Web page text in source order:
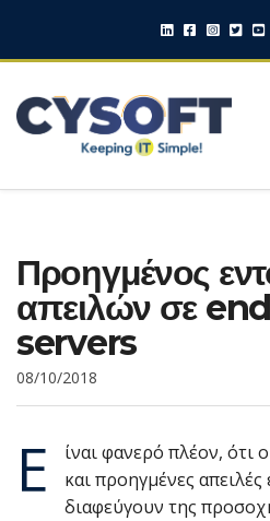
Προηγμένος
απειλών σε
servers
08/10/2018
Ε
ίναι φανερό πλέον, ότι
και προηγμένες
διαφεύγουν της